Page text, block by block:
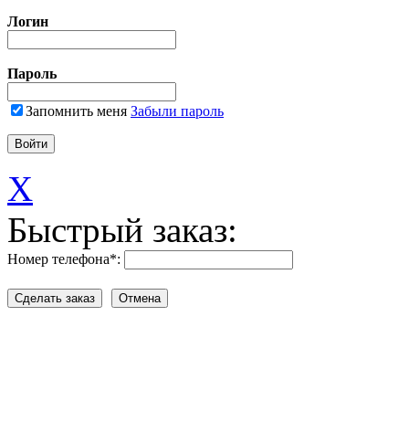
Логин
Пароль
Запомнить меня Забыли пароль
X
Быстрый заказ:
Номер телефона*: